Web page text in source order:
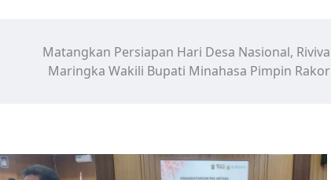
Matangkan Persiapan Hari Desa Nasional, Riviva
Maringka Wakili Bupati Minahasa Pimpin Rakor